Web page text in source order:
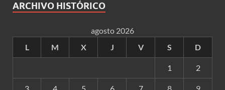
ARCHIVO HISTÓRICO
agosto 2026
L
M X J V S D
1 2